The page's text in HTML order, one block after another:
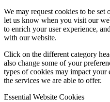
We may request cookies to be
let us know when you visit our
to enrich your user experience,
with our website.
Click on the different category
also change some of your
types of cookies may impact your
the services we are able to offer.
Essential Website Cookies